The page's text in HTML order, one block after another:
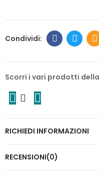
Scorri i vari prodotti
RICHIEDI INFORMAZIONI
RECENSIONI(0)